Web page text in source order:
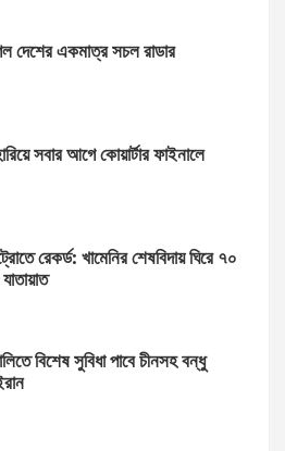
দেশের একমাত্র সচল রাডার
সবার আগে কোয়ার্টার ফাইনালে
রেকর্ড: খামেনির শেষবিদায় ঘিরে ৭০
বিশেষ সুবিধা পাবে চীনসহ বন্ধু